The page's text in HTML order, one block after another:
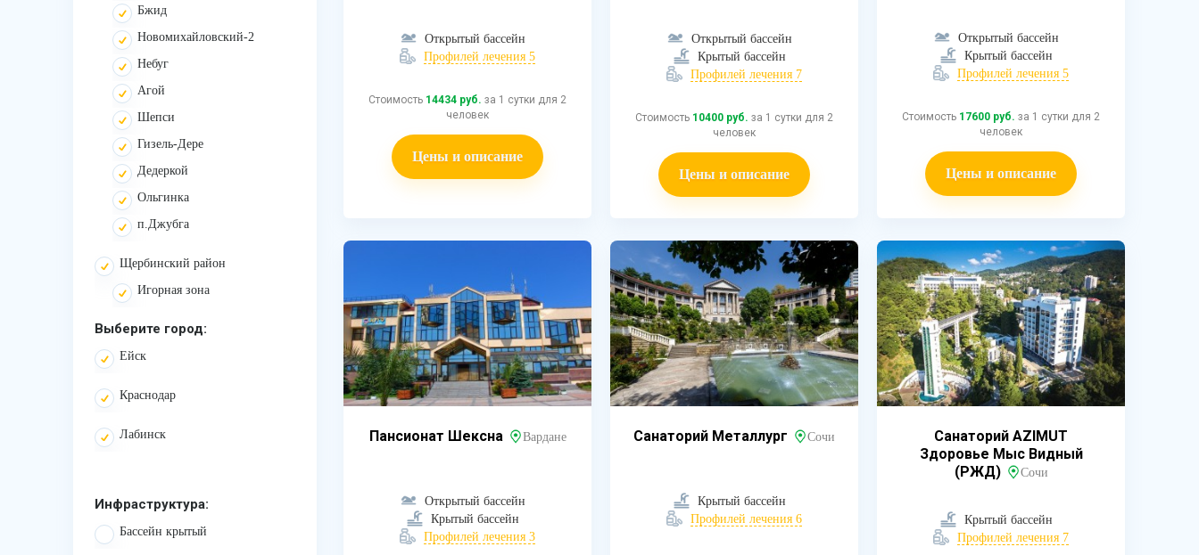
Бжид
Новомихайловский-2
Небуг
Агой
Шепси
Гизель-Дере
Дедеркой
Ольгинка
п.Джубга
Щербинский район
Игорная зона
Выберите город:
Ейск
Краснодар
Лабинск
Инфраструктура:
Бассейн крытый
Открытый бассейн
Профилей лечения 5
Стоимость 14434 руб. за 1 сутки для 2
человек
Цены и описание
Открытый бассейн
Крытый бассейн
Профилей лечения 7
Стоимость 10400 руб. за 1 сутки для 2
человек
Цены и описание
Открытый бассейн
Крытый бассейн
Профилей лечения 5
Стоимость 17600 руб. за 1 сутки для 2
человек
Цены и описание
Пансионат Шексна Вардане
Открытый бассейн
Крытый бассейн
Профилей лечения 3
Санаторий Металлург Сочи
Крытый бассейн
Профилей лечения 6
Санаторий AZIMUT
Здоровье Мыс Видный
(РЖД)
Сочи
Крытый бассейн
Профилей лечения 7